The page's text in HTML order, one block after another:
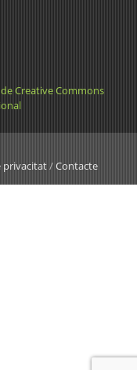
Creative Commons
privacitat/Contacte